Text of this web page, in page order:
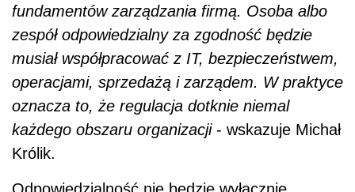
fundamentów zarządzania firmą. Osoba albo
zespół odpowiedzialny za zgodność będzie
musiał współpracować z IT, bezpieczeństwem,
operacjami, sprzedażą i zarządem. W praktyce
oznacza to, że regulacja dotknie niemal
każdego obszaru organizacji - wskazuje Michał
Królik.